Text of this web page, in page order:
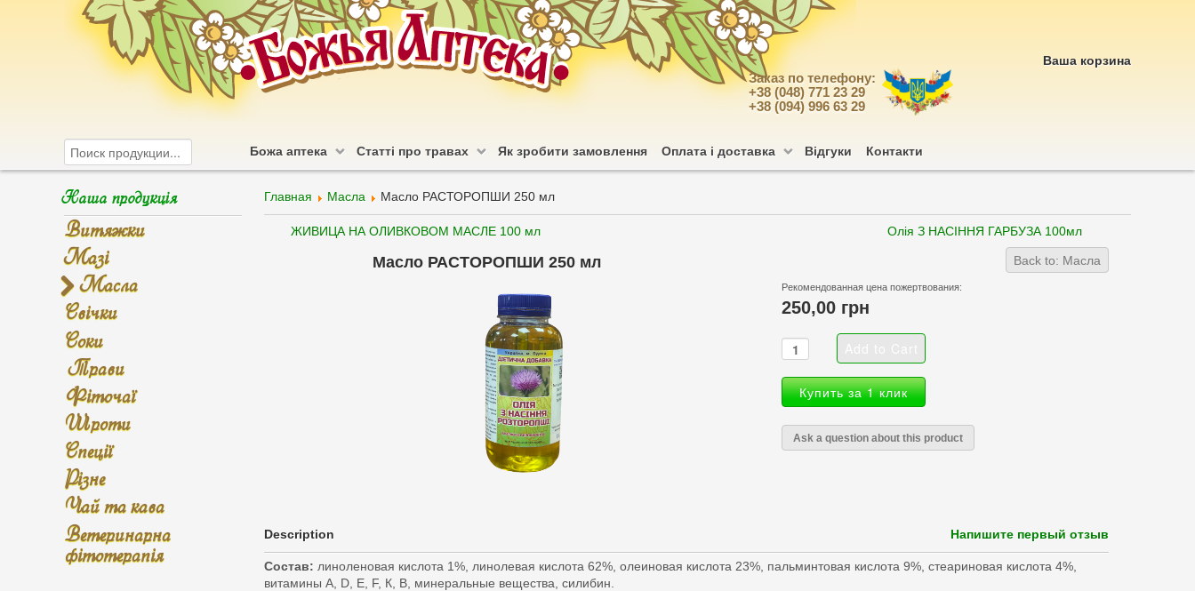
Заказ по телефону:
+38 (048) 771 23 29
+38 (094) 996 63 29
Ваша корзина
Божа аптека Статті про травах Як зробити замовлення Оплата і доставка Відгуки Контакти
Главная Масла Масло РАСТОРОПШИ 250 мл
ЖИВИЦА НА ОЛИВКОВОМ МАСЛЕ 100 мл Олія З НАСІННЯ ГАРБУЗА 100мл
Back to: Масла
Масло РАСТОРОПШИ 250 мл
Рекомендованная цена пожертвования:
250,00 грн
Купить за 1 клик
Ask a question about this product
Description Напишите первый отзыв
Состав: линоленовая кислота 1%, линолевая кислота 62%, олеиновая кислота 23%, пальминтовая кислота 9%, стеариновая кислота 4%,
витамины А, D, E, F, К, В, минеральные вещества, силибин.
Наша продукція
Витяжки
Мазі
Масла
Свічки
Соки
Трави
Фіточаї
Шроти
Спеції
Різне
Чай та кава
Ветеринарна
фітотерапія